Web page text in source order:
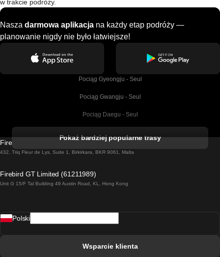
w trakcie podróży.
Nasza darmowa aplikacja na każdy etap podróży —
planowanie nigdy nie było łatwiejsze!
Pociąg Gyeongju - Seul
Pociąg Gwangju - Seul
Pociąg Daegu - Seul
Pociąg Dublin - Galway
Pociąg Rzym - Neapol
Pokaż bardziej popularne trasy
Firebird GT Limited (OC 1451)
432, Triq Fleur de Lys, Suite 1, Birkirkara, BKR 9061, Malta
Firebird GT Limited (61211989)
Unit G 15/F Tal Building 49 Austin Road, KL, Hong Kong
Polski
Wsparcie klienta